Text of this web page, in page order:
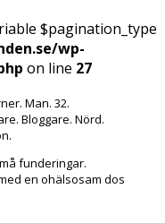
$pagination_type
wp-
on line 27
Man. 32.
Bloggare. Nörd.
funderingar.
en ohälsosam dos